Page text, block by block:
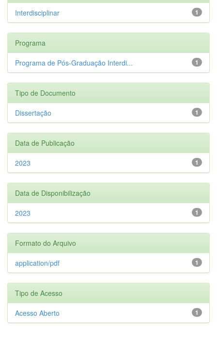
1
Interdisciplinar
Programa
1
Programa de Pós-Graduação Interdi...
Tipo de Documento
1
Dissertação
Data de Publicação
1
2023
Data de Disponibilização
1
2023
Formato do Arquivo
1
application/pdf
Tipo de Acesso
1
Acesso Aberto